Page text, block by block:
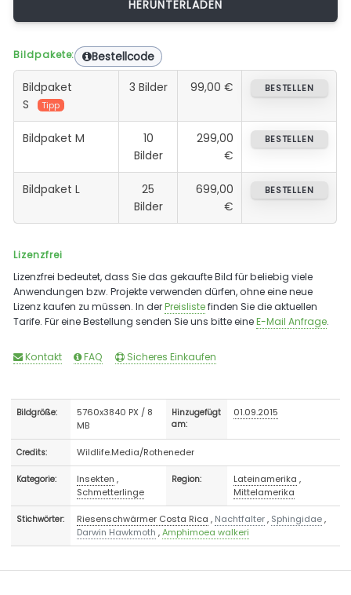
Bildpakete: Bestellcode
Bildpaket
S
Tipp
3 Bilder 99,00 € BESTELLEN
Bildpaket M
10
Bilder
299,00
€
BESTELLEN
Bildpaket L
25
Bilder
699,00
€
BESTELLEN
Lizenzfrei
Lizenzfrei bedeutet, dass Sie das gekaufte Bild für beliebig viele
Anwendungen bzw. Projekte verwenden dürfen, ohne eine neue
Lizenz kaufen zu müssen. In derPreislistefinden Sie die aktuellen
Tarife. Für eine Bestellung senden Sie uns bitte eineE-Mail Anfrage.
Kontakt FAQ Sicheres Einkaufen
Bildgröße:
5760x3840 PX / 8
MB
Hinzugefügt
am:
01.09.2015
Credits: Wildlife.Media/Rotheneder
Kategorie: Insekten ,
Schmetterlinge
Region: Lateinamerika ,
Mittelamerika
Stichwörter: Riesenschwärmer Costa Rica , Nachtfalter, Sphingidae,
Darwin Hawkmoth ,Amphimoea walkeri